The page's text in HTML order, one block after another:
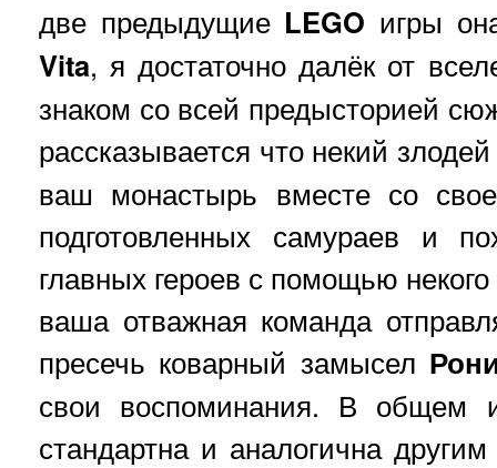
две предыдущие LEGO игры
Vita, я достаточно далёк от
знаком со всей предысторией
рассказывается что некий
ваш монастырь вместе со
подготовленных самураев и
главных героев с помощью
ваша отважная команда
пресечь коварный замысел
свои воспоминания. В общем
стандартна и аналогична